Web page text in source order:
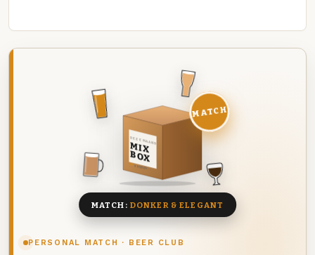
PERSONAL MATCH · BEER CLUB
DEZE MAAND
MIX
BOX
8 BIEREN
MATCH
MATCH: DONKER & ELEGANT